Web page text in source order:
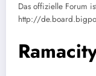
Das offizielle Forum
http://